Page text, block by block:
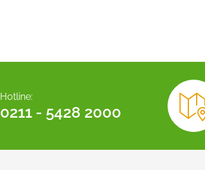
Hotline:
0211 - 5428 2000